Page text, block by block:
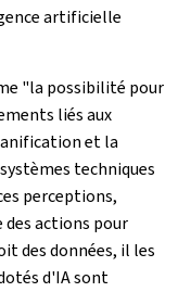
artificielle
"la possibilité pour
liés aux
et la
techniques
perceptions,
actions pour
des données, il les
d'IA sont